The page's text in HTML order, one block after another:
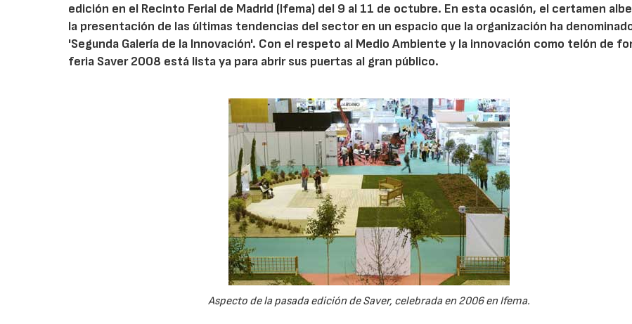
edición en el Recinto Ferial de Madrid (Ifema) del 9 al 11 de octubre. En esta ocasión, el certamen
la presentación de las últimas tendencias del sector en un espacio que la organización ha
'Segunda Galería de la Innovación'. Con el respeto al Medio Ambiente y la innovación como telón de
feria Saver 2008 está lista ya para abrir sus puertas al gran público.
Aspecto de la pasada edición de Saver, celebrada en 2006 en Ifema.